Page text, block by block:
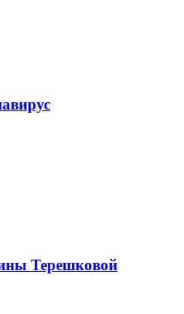
Терешковой